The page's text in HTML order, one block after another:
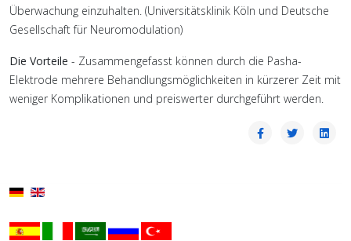
Überwachung einzuhalten. (Universitätsklinik Köln und Deutsche
Gesellschaft für Neuromodulation)
Die Vorteile - Zusammengefasst können durch die Pasha-
Elektrode mehrere Behandlungsmöglichkeiten in kürzerer Zeit mit
weniger Komplikationen und preiswerter durchgeführt werden.